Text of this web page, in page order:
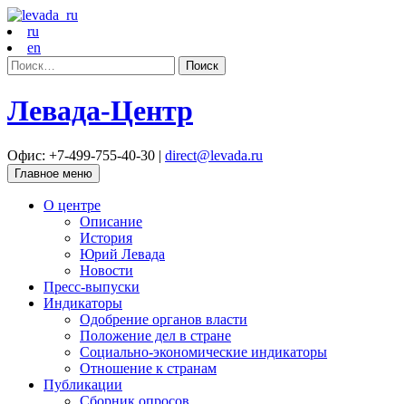
ru
en
Найти:
Левада-Центр
Офис: +7-499-755-40-30 | direct@levada.ru
Главное меню
О центре
Описание
История
Юрий Левада
Новости
Пресс-выпуски
Индикаторы
Одобрение органов власти
Положение дел в стране
Социально-экономические индикаторы
Отношение к странам
Публикации
Сборник опросов